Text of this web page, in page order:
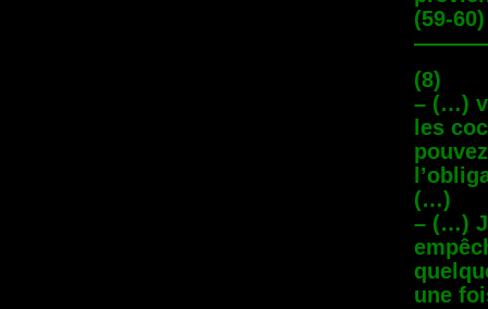
(59-60)
(8)
– (…)
les
(…)
– (…)
une